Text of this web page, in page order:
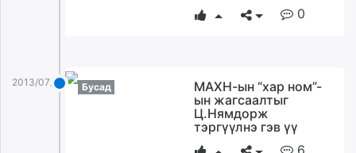
0
2013/07/21 Бусад
МАХН-ын “хар ном”-
ын жагсаалтыг
Ц.Нямдорж
тэргүүлнэ гэв үү
6